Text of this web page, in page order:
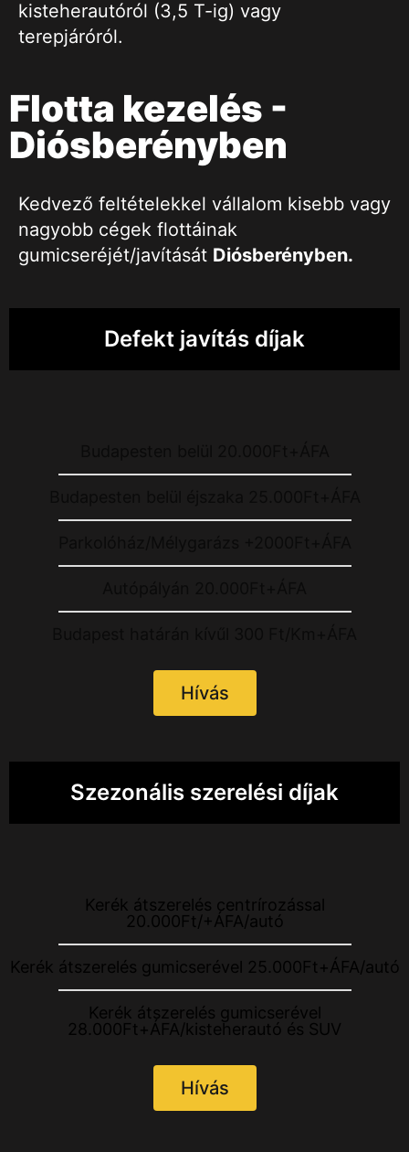
kisteherautóról (3,5 T-ig) vagy
terepjáróról.
Flotta kezelés -
Diósberényben
Kedvező feltételekkel vállalom kisebb vagy
nagyobb cégek flottáinak
gumicseréjét/javítását Diósberényben.
Defekt javítás díjak
Hívás
Szezonális szerelési díjak
Kerék átszerelés centrírozással
20.000Ft/+ÁFA/autó
Kerék átszerelés gumicserével 25.000Ft+ÁFA/autó
Kerék átszerelés gumicserével
28.000Ft+ÁFA/kisteherautó és SUV
Hívás